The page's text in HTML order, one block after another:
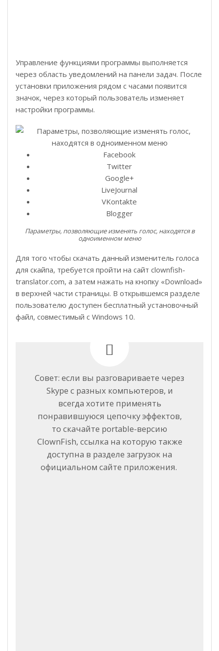
Управление функциями программы выполняется
через область уведомлений на панели задач. После
установки приложения рядом с часами появится
значок, через который пользователь изменяет
настройки программы.
Facebook
Twitter
Google+
LiveJournal
VKontakte
Blogger
Параметры, позволяющие изменять голос, находятся в
одноименном меню
Для того чтобы скачать данный изменитель голоса
для скайпа, требуется пройти на сайт clownfish-
translator.com, а затем нажать на кнопку «Download»
в верхней части страницы. В открывшемся разделе
пользователю доступен бесплатный установочный
файл, совместимый с Windows 10.
Совет: если вы разговариваете через
Skype с разных компьютеров, и
всегда хотите применять
понравившуюся цепочку эффектов,
то скачайте portable-версию
ClownFish, ссылка на которую также
доступна в разделе загрузок на
официальном сайте приложения.